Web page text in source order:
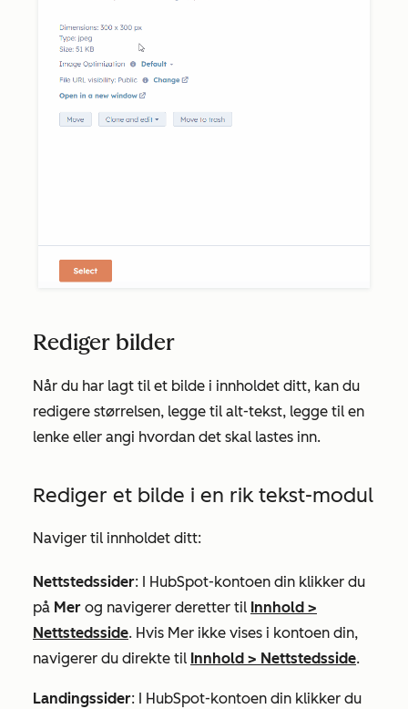
Rediger bilder
Når du har lagt til et bilde i innholdet ditt, kan du
redigere størrelsen, legge til alt-tekst, legge til en
lenke eller angi hvordan det skal lastes inn.
Rediger et bilde i en rik tekst-modul
Naviger til innholdet ditt:
Nettstedssider: I HubSpot-kontoen din klikker du
på Mer og navigerer deretter til Innhold >
Nettstedsside. Hvis Mer ikke vises i kontoen din,
navigerer du direkte til Innhold > Nettstedsside.
Landingssider: I HubSpot-kontoen din klikker du